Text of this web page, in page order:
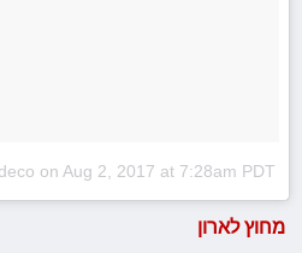
on Aug 2, 2017 at 7:28am PDT
מחוץ לארון